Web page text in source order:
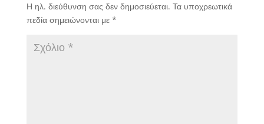
Η ηλ. διεύθυνση σας δεν δημοσιεύεται. Τα υποχρεωτικά
πεδία σημειώνονται με *